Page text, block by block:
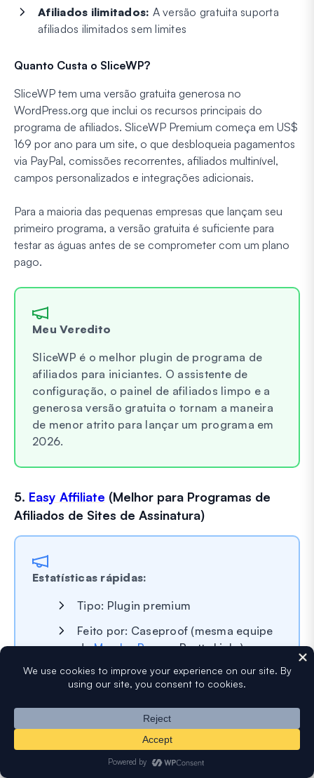
Afiliados ilimitados: A versão gratuita suporta
afiliados ilimitados sem limites
Quanto Custa o SliceWP?
SliceWP tem uma versão gratuita generosa no
WordPress.org que inclui os recursos principais do
programa de afiliados. SliceWP Premium começa em US$
169 por ano para um site, o que desbloqueia pagamentos
via PayPal, comissões recorrentes, afiliados multinível,
campos personalizados e integrações adicionais.
Para a maioria das pequenas empresas que lançam seu
primeiro programa, a versão gratuita é suficiente para
testar as águas antes de se comprometer com um plano
pago.
Meu Veredito
SliceWP é o melhor plugin de programa de
afiliados para iniciantes. O assistente de
configuração, o painel de afiliados limpo e a
generosa versão gratuita o tornam a maneira
de menor atrito para lançar um programa em
2026.
5. Easy Affiliate (Melhor para Programas de
Afiliados de Sites de Assinatura)
Estatísticas rápidas:
Tipo: Plugin premium
Feito por: Caseproof (mesma equipe
deMemberPresse Pretty Links)
Melhor para: Sites de assinatura e
criadores de cursos que gerenciam
programas de afiliados